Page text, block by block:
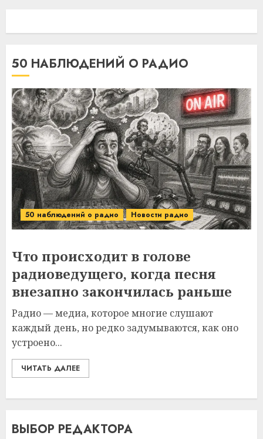
50 НАБЛЮДЕНИЙ О РАДИО
50 наблюдений о радио Новости радио
Что происходит в голове
радиоведущего, когда песня
внезапно закончилась раньше
Радио — медиа, которое многие слушают
каждый день, но редко задумываются, как оно
устроено...
ЧИТАТЬ ДАЛЕЕ
ВЫБОР РЕДАКТОРА